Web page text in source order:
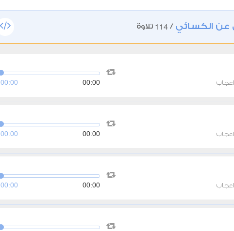
عن الكسائي /
114 تلاوة
اعجاب 00:00 00:00
اعجاب 00:00 00:00
اعجاب 00:00 00:00